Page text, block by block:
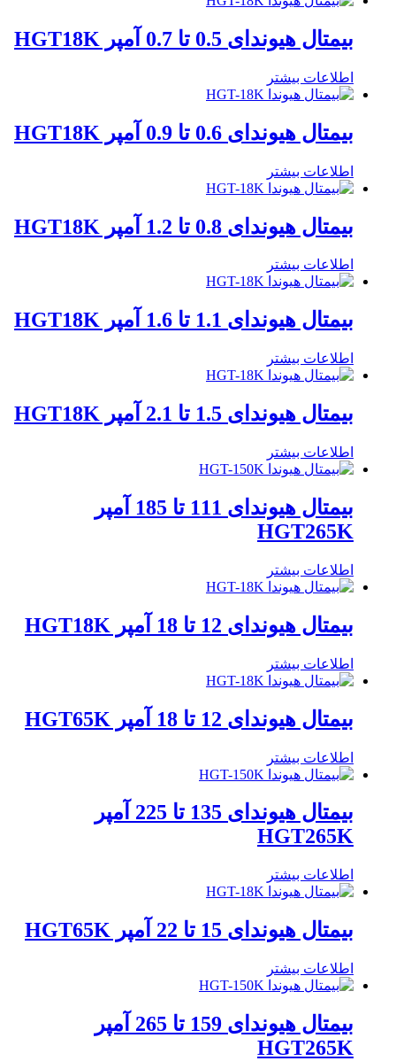
بیمتال هیوندای 0.5 تا 0.7 آمپر HGT18K
اطلاعات بیشتر
بیمتال هیوندای 0.6 تا 0.9 آمپر HGT18K
اطلاعات بیشتر
بیمتال هیوندای 0.8 تا 1.2 آمپر HGT18K
اطلاعات بیشتر
بیمتال هیوندای 1.1 تا 1.6 آمپر HGT18K
اطلاعات بیشتر
بیمتال هیوندای 1.5 تا 2.1 آمپر HGT18K
اطلاعات بیشتر
بیمتال هیوندای 111 تا 185 آمپر
HGT265K
اطلاعات بیشتر
بیمتال هیوندای 12 تا 18 آمپر HGT18K
اطلاعات بیشتر
بیمتال هیوندای 12 تا 18 آمپر HGT65K
اطلاعات بیشتر
بیمتال هیوندای 135 تا 225 آمپر
HGT265K
اطلاعات بیشتر
بیمتال هیوندای 15 تا 22 آمپر HGT65K
اطلاعات بیشتر
بیمتال هیوندای 159 تا 265 آمپر
HGT265K